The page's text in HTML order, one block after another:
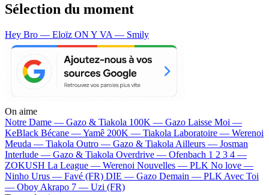
Sélection du moment
Hey Bro — Eloïz ON Y VA — Smily
On aime
Notre Dame — Gazo & Tiakola 100K — Gazo Laisse Moi —
KeBlack Bécane —Yamê 200K — Tiakola Laboratoire — Werenoi
Meuda — Tiakola Outro — Gazo & Tiakola Ailleurs — Josman
Interlude — Gazo & Tiakola Overdrive — Ofenbach 1 2 3 4 —
ZOKUSH La League — Werenoi Nouvelles — PLK No love —
Ninho Urus — Favé (FR) DIE — Gazo Demain — PLK Avec Toi
— Oboy Akrapo 7 — Uzi (FR)